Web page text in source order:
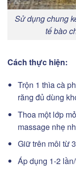
Sử dụng chung
tế bào
Cách thực hiện:
Trộn 1 thìa cà
răng đủ dùng
Thoa một lớp
massage nhẹ
Giữ trên môi từ
Áp dụng 1-2